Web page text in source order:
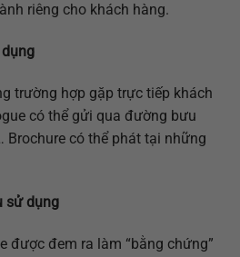
riêng cho khách hàng.
trường hợp gặp trực tiếp khách
có thể gửi qua đường bưu
Brochure có thể phát tại những
sử dụng
được đem ra làm “bằng chứng”